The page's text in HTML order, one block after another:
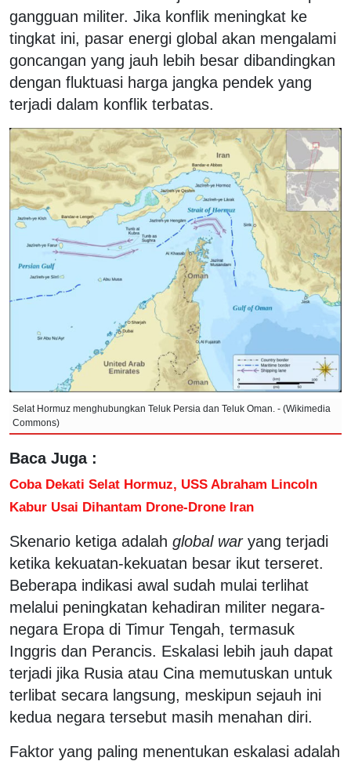
gangguan militer. Jika konflik meningkat ke
tingkat ini, pasar energi global akan mengalami
goncangan yang jauh lebih besar dibandingkan
dengan fluktuasi harga jangka pendek yang
terjadi dalam konflik terbatas.
Selat Hormuz menghubungkan Teluk Persia dan Teluk Oman. - (Wikimedia
Commons)
Baca Juga :
Coba Dekati Selat Hormuz, USS Abraham Lincoln
Kabur Usai Dihantam Drone-Drone Iran
Skenario ketiga adalah global waryang terjadi
ketika kekuatan-kekuatan besar ikut terseret.
Beberapa indikasi awal sudah mulai terlihat
melalui peningkatan kehadiran militer negara-
negara Eropa di Timur Tengah, termasuk
Inggris dan Perancis. Eskalasi lebih jauh dapat
terjadi jika Rusia atau Cina memutuskan untuk
terlibat secara langsung, meskipun sejauh ini
kedua negara tersebut masih menahan diri.
Faktor yang paling menentukan eskalasi adalah